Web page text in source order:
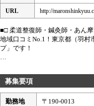
URL http://
■□ 柔道整復師・鍼灸師・あん
地域口コミNo.1！東京都（羽
プ」です！
1年以内の離職率は10％以下。
格を最大限に活かせる環境が整
＼資格別！当院で活躍できるポ
募集要項
勤務地
〒190-0013